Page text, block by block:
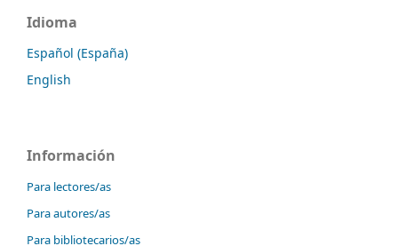
Idioma
Español (España)
English
Información
Para lectores/as
Para autores/as
Para bibliotecarios/as